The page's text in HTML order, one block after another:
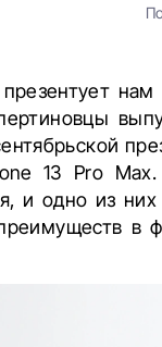
13 Pro
и одно из
в